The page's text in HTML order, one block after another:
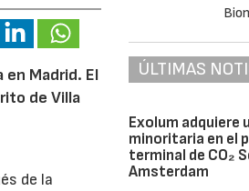
en Madrid. El
de Villa
de la
ÚLTIMAS
Exolum adquiere
minoritaria en el
terminal de CO₂
Amsterdam